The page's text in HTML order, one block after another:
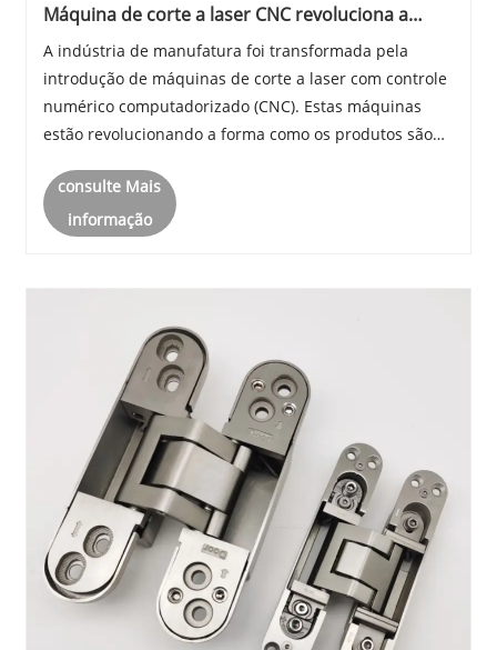
Máquina de corte a laser CNC revoluciona a
A indústria de manufatura foi transformada pela
introdução de máquinas de corte a laser com controle
numérico computadorizado (CNC). Estas máquinas
estão revolucionando a forma como os produtos são
de corte de uma ampla gama de materiais.
consulte Mais
informação